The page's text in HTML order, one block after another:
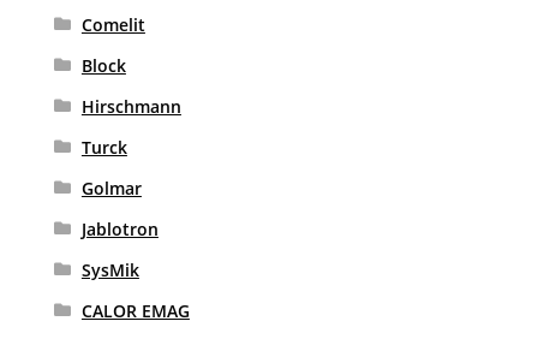
Comelit
Block
Hirschmann
Turck
Golmar
Jablotron
SysMik
CALOR EMAG